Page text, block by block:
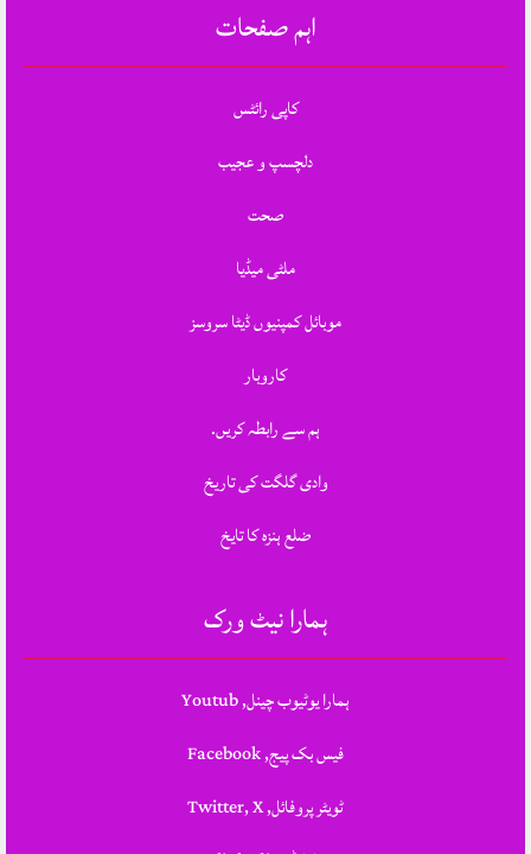
اہم صفحات
کاپی رائٹس
دلچسپ و عجیب
صحت
ملٹی میڈیا
موبائل کمپنیوں ڈیٹا سروسز
کاروبار
ہم سے رابطہ کریں.
وادی گلگت کی تاریخ
ضلع ہنزہ کا تایخ
ہمارا نیٹ ورک
ہمارا یوٹیوب چینل, Youtub
فیس بک پیج, Facebook
ٹویٹر پروفائل, Twitter, X